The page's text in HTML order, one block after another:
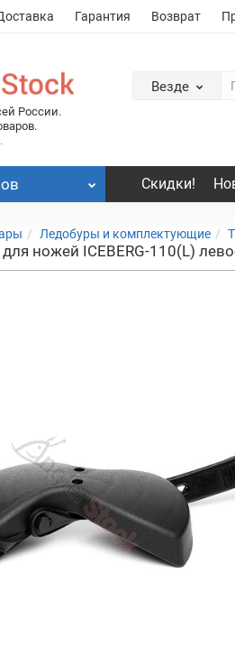
Гарантия Возврат
России.
Везде
Скидки!
Ледобуры и комплектующие
ножей ICEBERG-110(L)